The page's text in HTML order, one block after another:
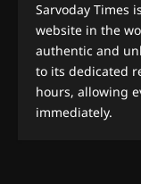
Sarvoday Times
website in the
authentic and
to its dedicated
hours, allowing
immediately.